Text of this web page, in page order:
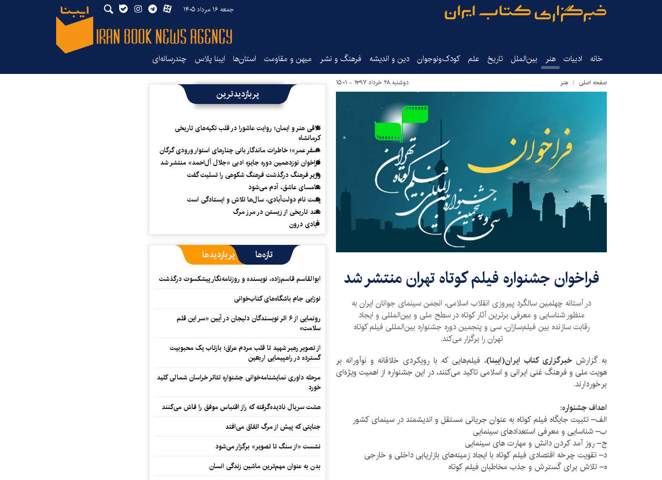
جمعه ۱۶ مرداد ۱۴۰۵
خانه ادبیات هنر بین‌الملل تاریخ‌ علم کودک‌ونوجوان دین و اندیشه فرهنگ و نشر میهن و مقاومت استان‌ها ایبنا پلاس چندرسانه‌ای
صفحه اصلی هنر دوشنبه ۲۸ خرداد ۱۳۹۷ - ۱۵:۰۱
فراخوان جشنواره فیلم کوتاه تهران منتشر شد
در آستانه چهلمین سالگرد پیروزی انقلاب اسلامی، انجمن سینمای جوانان ایران به
منظور شناسایی و معرفی برترین آثار کوتاه در سطح ملی و بین‌المللی و ایجاد
رقابت سازنده بین فیلم‌سازان، سی و پنجمین دوره جشنواره بین‌المللی فیلم کوتاه
تهران را برگزار می‌کند.
به گزارش خبرگزاری کتاب ایران(ایبنا)، فیلم‌هایی که با رویکردی خلاقانه و نوآورانه بر
هویت ملی و فرهنگ غنی ایرانی و اسلامی تاکید می‌کنند، در این جشنواره از اهمیت ویژه‌ای
برخوردارند.
اهداف جشنواره:
الف– تثبیت جایگاه فیلم کوتاه به عنوان جریانی مستقل و اندیشمند در سینمای کشور
ب– شناسایی و معرفی استعدادهای سینمایی
ج– روز آمد کردن دانش و مهارت های سینمایی
د– تقویت چرخه اقتصادی فیلم کوتاه با ایجاد زمینه‌های بازاریابی داخلی و خارجی
ه– تلاش برای گسترش و جذب مخاطبان فیلم کوتاه
پربازدیدترین
تلاقی هنر و ایمان؛ روایت عاشورا در قلب تکیه‌های تاریخی
کرمانشاه
«سفرِ عمر»؛ خاطرات ماندگار بانی چنارهای استوار ورودی گرگان
فراخوان نوزدهمین دوره جایزه ادبی «جلال آل‌احمد» منتشر شد
وزیر فرهنگ درگذشت فرهنگ شکوهی را تسلیت گفت
سامسای عاشق، آدم می‌شود
پشت نام دولت‌آبادی، سال‌ها تلاش و ایستادگی است
سند تاریخی از زیستن در مرز مرگ
آبادی درون
تازه‌ها پربازدیدها
ابوالقاسم قاسم‌زاده، نویسنده و روزنامه‌نگار پیشکسوت درگذشت
نوزایی جام باشگاه‌های کتاب‌خوانی
رونمایی از ۶ اثر نویسندگان دلیجان در آیین «سر این قلم
سلامت»
از تصویر رهبر شهید تا قلب مردم عراق؛ بازتاب یک محبوبیت
گسترده در راهپیمایی اربعین
مرحله داوری نمایشنامه‌خوانی جشنواره تئاتر خراسان شمالی کلید
خورد
هشت سریال نادیده‌گرفته که راز اقتباس موفق را فاش می‌کنند
جنایتی که پیش از مرگ اتفاق می‌افتد
نشست «از سنگ تا تصویر» برگزار می‌شود
بدن به عنوان مهم‌ترین ماشین زندگی انسان